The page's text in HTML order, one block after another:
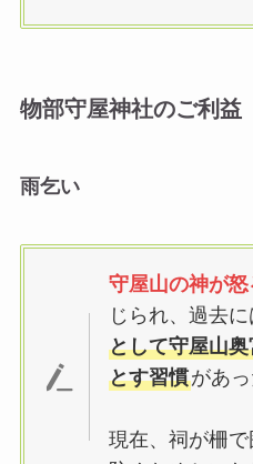
物部守屋神社のご利益
雨乞い
守屋山の神が
じられ、過去
として守屋山
とす習慣があっ
現在、祠が柵